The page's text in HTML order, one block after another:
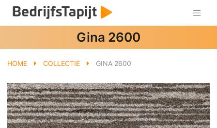
Gina 2600
HOME COLLECTIE GINA 2600